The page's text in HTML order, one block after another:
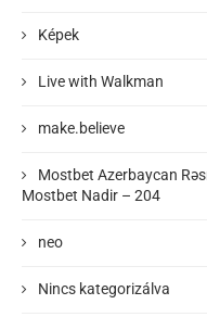
Képek
Live with Walkman
make.believe
Mostbet Azerbaycan
Mostbet Nadir – 204
neo
Nincs kategorizálva